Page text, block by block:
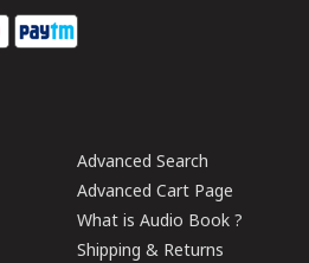
Advanced Search
Advanced Cart Page
What is Audio Book ?
Shipping & Returns